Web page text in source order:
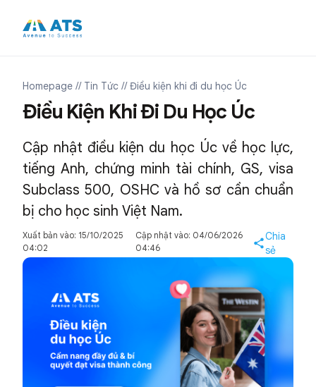
Homepage // Tin Tức // Điều kiện khi đi du học Úc
Điều Kiện Khi Đi Du Học Úc
Cập nhật điều kiện du học Úc về học lực,
tiếng Anh, chứng minh tài chính, GS, visa
Subclass 500, OSHC và hồ sơ cần chuẩn
bị cho học sinh Việt Nam.
Xuất bản vào: 15/10/2025
04:02
Cập nhật vào: 04/06/2026
04:46
Chia
sẻ